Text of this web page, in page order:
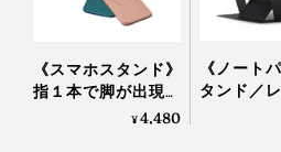
《スマホスタンド》
指１本で脚が出現す
る、薄さ5.5mmのス
¥4,480
《ノート
タンド／
チ》薄さ